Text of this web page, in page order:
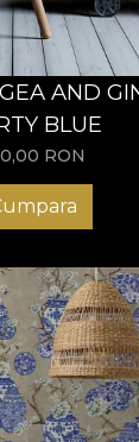
AND
BLUE
RON